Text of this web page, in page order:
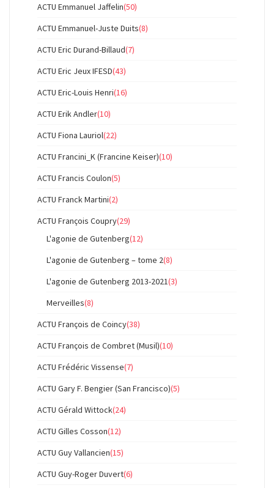
ACTU Emmanuel Jaffelin(50)
ACTU Emmanuel-Juste Duits(8)
ACTU Eric Durand-Billaud(7)
ACTU Eric Jeux IFESD(43)
ACTU Eric-Louis Henri(16)
ACTU Erik Andler(10)
ACTU Fiona Lauriol(22)
ACTU Francini_K (Francine Keiser)(10)
ACTU Francis Coulon(5)
ACTU Franck Martini(2)
ACTU François Coupry(29)
L'agonie de Gutenberg(12)
L'agonie de Gutenberg – tome 2(8)
L'agonie de Gutenberg 2013-2021(3)
Merveilles(8)
ACTU François de Coincy(38)
ACTU François de Combret (Musil)(10)
ACTU Frédéric Vissense(7)
ACTU Gary F. Bengier (San Francisco)(5)
ACTU Gérald Wittock(24)
ACTU Gilles Cosson(12)
ACTU Guy Vallancien(15)
ACTU Guy-Roger Duvert(6)